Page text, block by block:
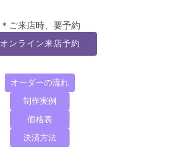
＊ご来店時、要予約
オンライン来店予約
オーダーの流れ
制作実例
価格表
決済方法